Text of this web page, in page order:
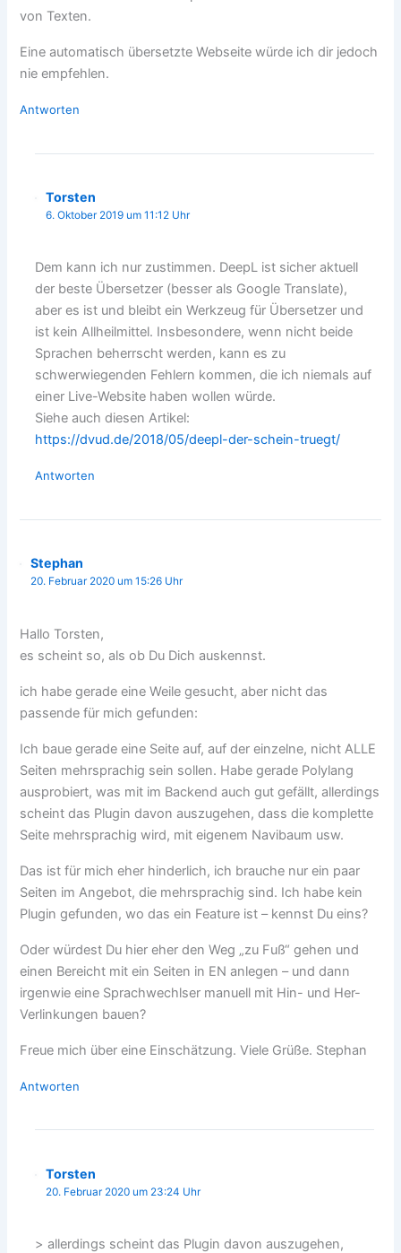
von Texten.
Eine automatisch übersetzte Webseite würde ich dir jedoch
nie empfehlen.
Antworten
Torsten
6. Oktober 2019 um 11:12 Uhr
Dem kann ich nur zustimmen. DeepL ist sicher aktuell
der beste Übersetzer (besser als Google Translate),
aber es ist und bleibt ein Werkzeug für Übersetzer und
ist kein Allheilmittel. Insbesondere, wenn nicht beide
Sprachen beherrscht werden, kann es zu
schwerwiegenden Fehlern kommen, die ich niemals auf
einer Live-Website haben wollen würde.
Siehe auch diesen Artikel:
https://dvud.de/2018/05/deepl-der-schein-truegt/
Antworten
Stephan
20. Februar 2020 um 15:26 Uhr
Hallo Torsten,
es scheint so, als ob Du Dich auskennst.
ich habe gerade eine Weile gesucht, aber nicht das
passende für mich gefunden:
Ich baue gerade eine Seite auf, auf der einzelne, nicht ALLE
Seiten mehrsprachig sein sollen. Habe gerade Polylang
ausprobiert, was mit im Backend auch gut gefällt, allerdings
scheint das Plugin davon auszugehen, dass die komplette
Seite mehrsprachig wird, mit eigenem Navibaum usw.
Das ist für mich eher hinderlich, ich brauche nur ein paar
Seiten im Angebot, die mehrsprachig sind. Ich habe kein
Plugin gefunden, wo das ein Feature ist – kennst Du eins?
Oder würdest Du hier eher den Weg „zu Fuß“ gehen und
einen Bereicht mit ein Seiten in EN anlegen – und dann
irgenwie eine Sprachwechlser manuell mit Hin- und Her-
Verlinkungen bauen?
Freue mich über eine Einschätzung. Viele Grüße. Stephan
Antworten
Torsten
20. Februar 2020 um 23:24 Uhr
> allerdings scheint das Plugin davon auszugehen,